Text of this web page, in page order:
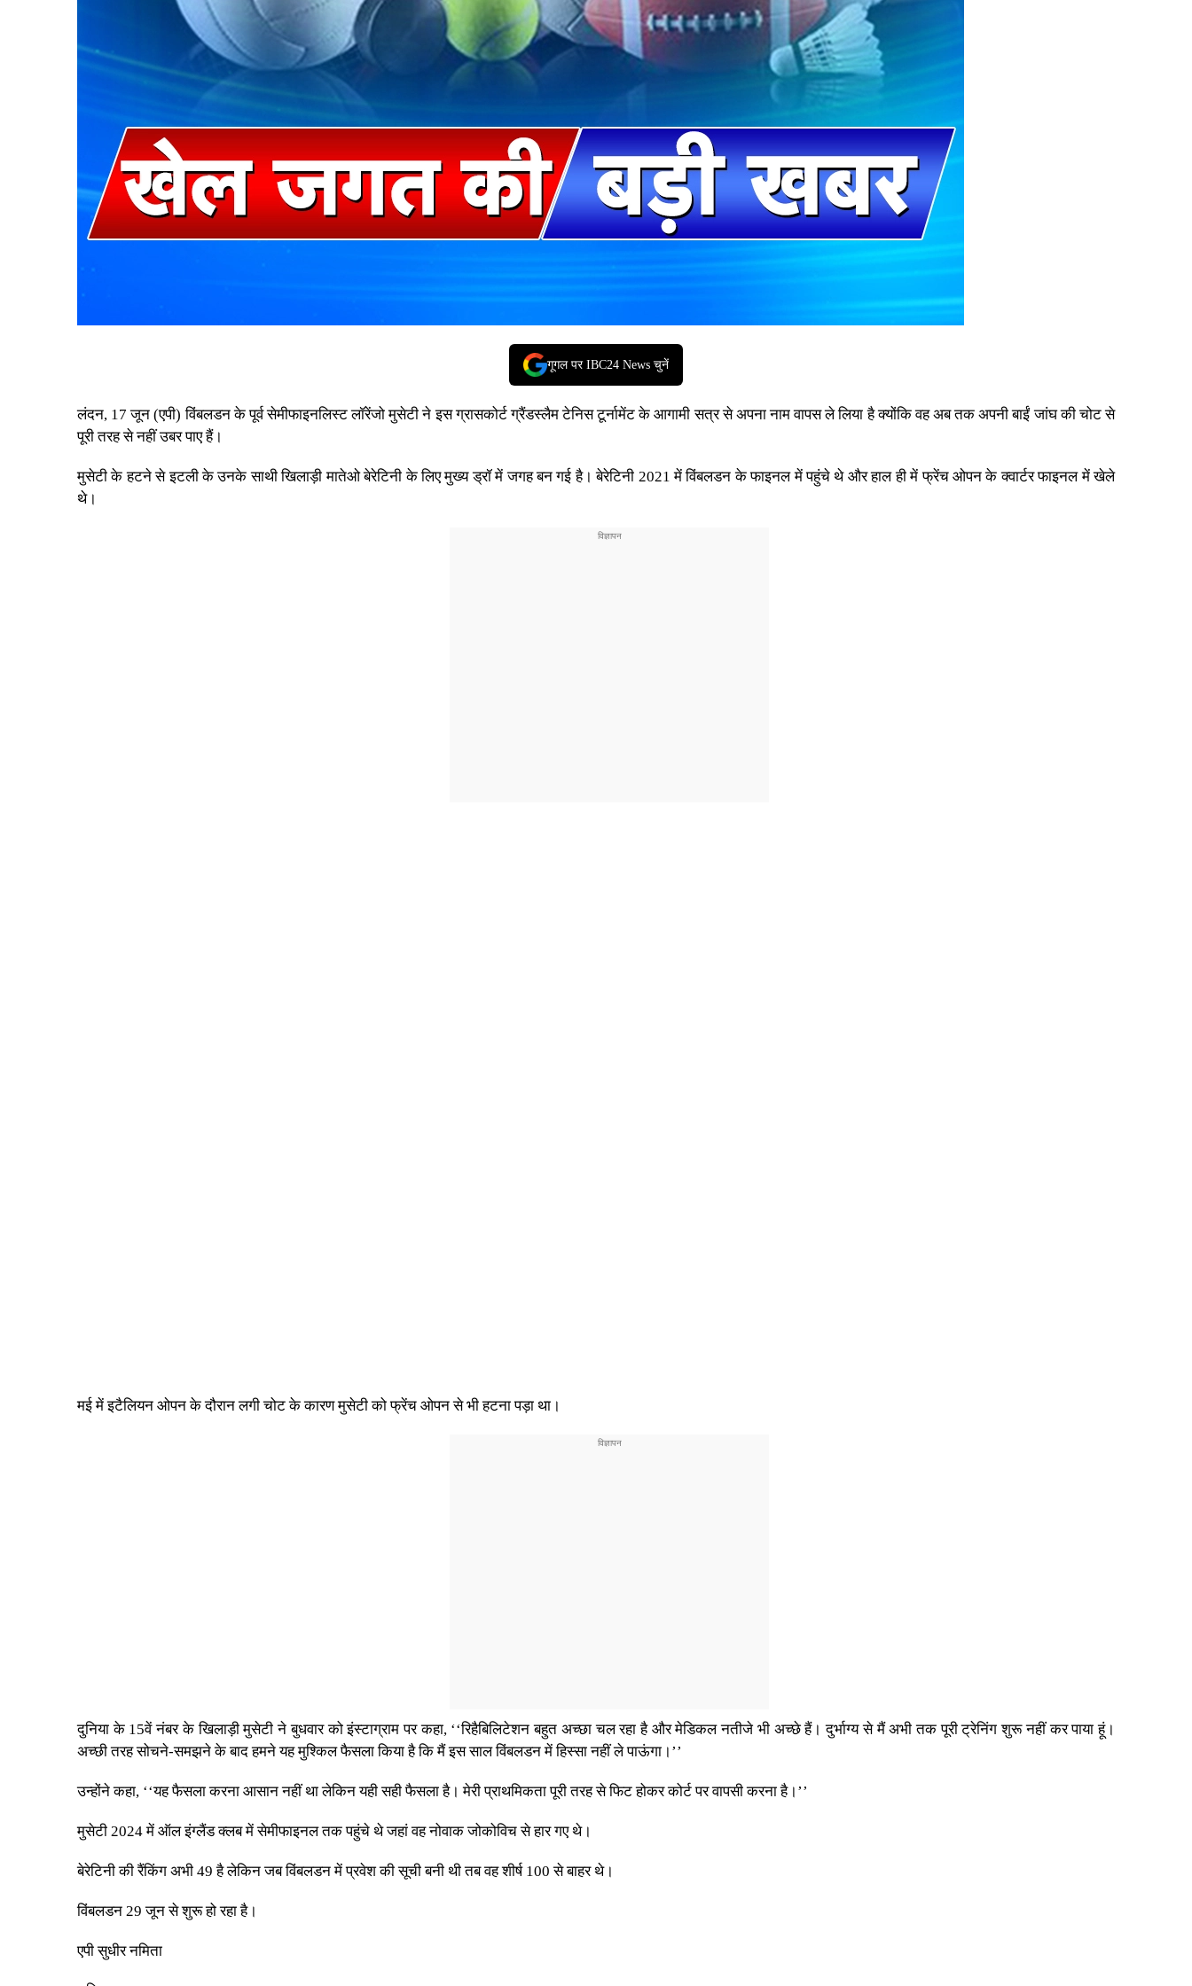
गूगल पर IBC24 News चुनें
लंदन, 17 जून (एपी) विंबलडन के पूर्व सेमीफाइनलिस्ट लॉरेंजो मुसेटी ने इस ग्रासकोर्ट ग्रैंडस्लैम टेनिस टूर्नामेंट के आगामी सत्र से अपना नाम वापस ले लिया है क्योंकि वह अब तक अपनी बाईं जांघ की चोट से
पूरी तरह से नहीं उबर पाए हैं।
मुसेटी के हटने से इटली के उनके साथी खिलाड़ी मातेओ बेरेटिनी के लिए मुख्य ड्रॉ में जगह बन गई है। बेरेटिनी 2021 में विंबलडन के फाइनल में पहुंचे थे और हाल ही में फ्रेंच ओपन के क्वार्टर फाइनल में खेले
थे।
मई में इटैलियन ओपन के दौरान लगी चोट के कारण मुसेटी को फ्रेंच ओपन से भी हटना पड़ा था।
दुनिया के 15वें नंबर के खिलाड़ी मुसेटी ने बुधवार को इंस्टाग्राम पर कहा, ‘‘रिहैबिलिटेशन बहुत अच्छा चल रहा है और मेडिकल नतीजे भी अच्छे हैं। दुर्भाग्य से मैं अभी तक पूरी ट्रेनिंग शुरू नहीं कर पाया हूं।
अच्छी तरह सोचने-समझने के बाद हमने यह मुश्किल फैसला किया है कि मैं इस साल विंबलडन में हिस्सा नहीं ले पाऊंगा।’’
उन्होंने कहा, ‘‘यह फैसला करना आसान नहीं था लेकिन यही सही फैसला है। मेरी प्राथमिकता पूरी तरह से फिट होकर कोर्ट पर वापसी करना है।’’
मुसेटी 2024 में ऑल इंग्लैंड क्लब में सेमीफाइनल तक पहुंचे थे जहां वह नोवाक जोकोविच से हार गए थे।
बेरेटिनी की रैंकिंग अभी 49 है लेकिन जब विंबलडन में प्रवेश की सूची बनी थी तब वह शीर्ष 100 से बाहर थे।
विंबलडन 29 जून से शुरू हो रहा है।
एपी सुधीर नमिता